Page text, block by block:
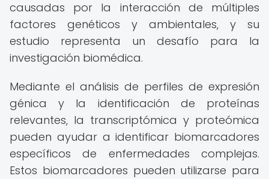
causadas por la interacción de múltiples
factores genéticos y ambientales, y su
estudio representa un desafío para la
investigación biomédica.
Mediante el análisis de perfiles de expresión
génica y la identificación de proteínas
relevantes, la transcriptómica y proteómica
pueden ayudar a identificar biomarcadores
específicos de enfermedades complejas.
Estos biomarcadores pueden utilizarse para